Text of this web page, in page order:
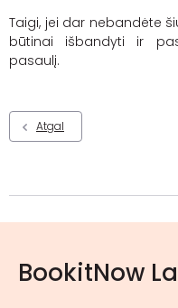
Taigi, jei dar nebandėte
būtinai išbandyti ir
pasaulį.
Atgal
BookitNow